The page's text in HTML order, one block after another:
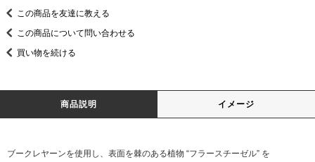
この商品を友達に教える
この商品について問い合わせる
買い物を続ける
商品説明 イメージ
ブークレヤーンを使用し、表面を棘のある植物 “フラースチーゼル” を